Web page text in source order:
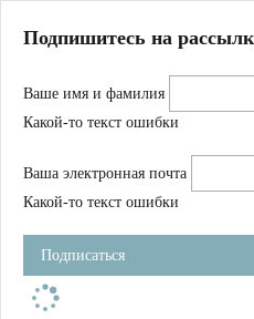
Магазин
Журнал
Школа
Устав
Фильмы
Имена
Тэги
Подпишитесь на
Ваше имя и фамилия
Какой-то текст ошибки
Ваша электронная почта
Какой-то текст ошибки
Подписаться